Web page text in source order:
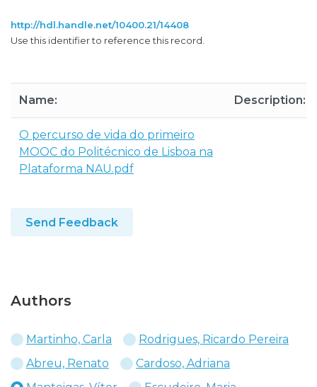
http://hdl.handle.net/10400.21/14408
Use this identifier to reference this record.
Name: Description:
O percurso de vida do primeiro
MOOC do Politécnico de Lisboa na
Plataforma NAU.pdf
Send Feedback
Authors
Martinho, Carla
Rodrigues, Ricardo Pereira
Abreu, Renato
Cardoso, Adriana